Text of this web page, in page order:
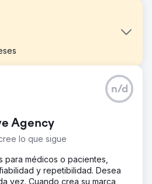
San Petersburgo, Florida, con
La marca estaba
sitios web diferentes, lo que
a los usuarios y debilitaba
Si bien existía un flujo de
unificada generaba fricción,
y señales de poca confianza
de lujo. El problema
de leads, sino la cohesión,
Agency
lo que sigue
n/d
para médicos o pacientes,
y repetibilidad. Desea
vez. Cuando crea su marca,